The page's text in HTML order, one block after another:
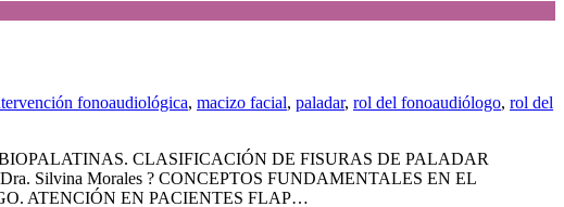
fonoaudiológica, macizo facial, paladar, rol del fonoaudiólogo, rol del
CLASIFICACIÓN DE FISURAS DE PALADAR
Silvina Morales ? CONCEPTOS FUNDAMENTALES EN EL
ATENCIÓN EN PACIENTES FLAP…